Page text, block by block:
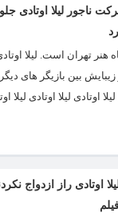
ناجور لیلا اوتادی
داخلی از دانشگاه هنر
اوتادی راز ازدواج